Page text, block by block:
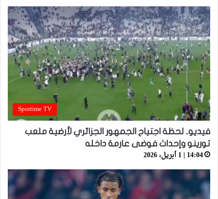
Sportime TV
فيديو.. لحظة اجتياح الجمهور الجزائري لأرضية ملعب
تورينو وإحداث فوضى عارمة داخله
14:04 | 1 أبريل، 2026